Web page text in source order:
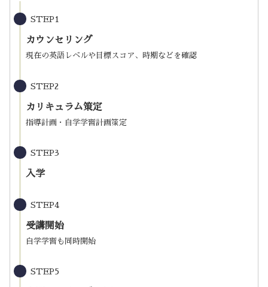
STEP1
カウンセリング
現在の英語レベルや目標スコア、時期などを確認
STEP2
カリキュラム策定
指導計画・自学学習計画策定
STEP3
入学
STEP4
受講開始
自学学習も同時開始
STEP5